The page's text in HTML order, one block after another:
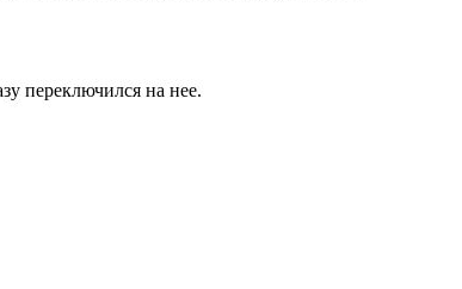
переключился на нее.